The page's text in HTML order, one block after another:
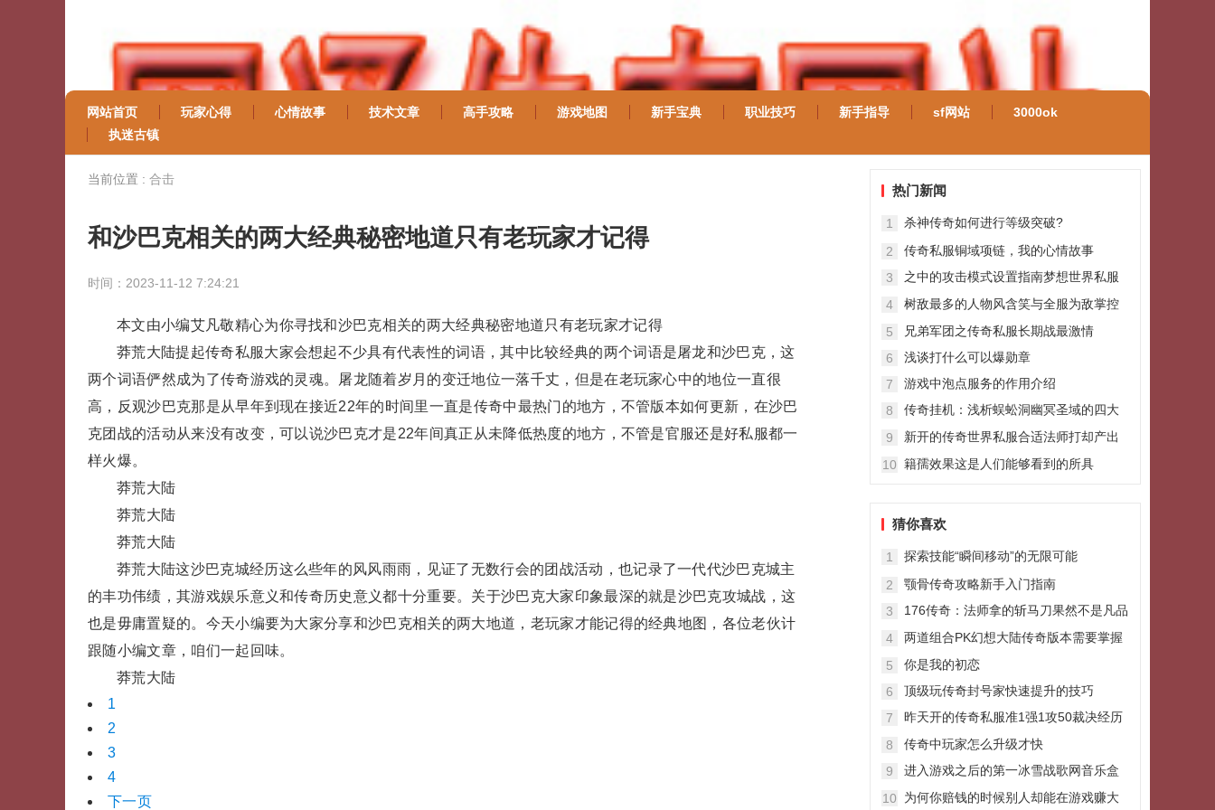
网站首页 玩家心得 心情故事 技术文章 高手攻略 游戏地图 新手宝典 职业技巧 新手指导 sf网站
3000ok
执迷古镇
当前位置 : 合击
和沙巴克相关的两大经典秘密地道只有老玩家才记得
时间：2023-11-12 7:24:21
本文由小编艾凡敬精心为你寻找和沙巴克相关的两大经典秘密地道只有老玩家才记得
莽荒大陆提起传奇私服大家会想起不少具有代表性的词语，其中比较经典的两个词语是屠龙和沙巴克，这
两个词语俨然成为了传奇游戏的灵魂。屠龙随着岁月的变迁地位一落千丈，但是在老玩家心中的地位一直很
高，反观沙巴克那是从早年到现在接近22年的时间里一直是传奇中最热门的地方，不管版本如何更新，在沙巴
克团战的活动从来没有改变，可以说沙巴克才是22年间真正从未降低热度的地方，不管是官服还是好私服都一
样火爆。
莽荒大陆
莽荒大陆
莽荒大陆
莽荒大陆这沙巴克城经历这么些年的风风雨雨，见证了无数行会的团战活动，也记录了一代代沙巴克城主
的丰功伟绩，其游戏娱乐意义和传奇历史意义都十分重要。关于沙巴克大家印象最深的就是沙巴克攻城战，这
也是毋庸置疑的。今天小编要为大家分享和沙巴克相关的两大地道，老玩家才能记得的经典地图，各位老伙计
跟随小编文章，咱们一起回味。
莽荒大陆
1
2
3
4
下一页
热门新闻
1
杀神传奇如何进行等级突破?
2
传奇私服铜域项链，我的心情故事
3
之中的攻击模式设置指南梦想世界私服
4
树敌最多的人物风含笑与全服为敌掌控
5
兄弟军团之传奇私服长期战最激情
6
浅谈打什么可以爆勋章
7
游戏中泡点服务的作用介绍
8
传奇挂机：浅析蜈蚣洞幽冥圣域的四大
9
新开的传奇世界私服合适法师打却产出
10 籍孺效果这是人们能够看到的所具
猜你喜欢
1
探索技能“瞬间移动”的无限可能
2
颚骨传奇攻略新手入门指南
3
176传奇：法师拿的斩马刀果然不是凡品
4
两道组合PK幻想大陆传奇版本需要掌握
5
你是我的初恋
6
顶级玩传奇封号家快速提升的技巧
7
昨天开的传奇私服准1强1攻50裁决经历
8
传奇中玩家怎么升级才快
9
进入游戏之后的第一冰雪战歌网音乐盒
10
为何你赔钱的时候别人却能在游戏赚大